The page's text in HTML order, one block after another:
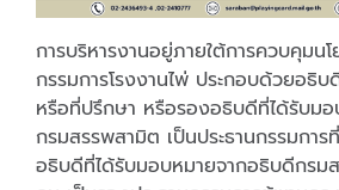
การบริหารงานอยู่ภายใต้การควบคุมน
กรรมการโรงงานไพ่ ประกอบด้วยอธิ
หรือที่ปรึกษา หรือรองอธิบดีที่ได้รับม
กรมสรรพสามิต เป็นประธานกรรมกา
อธิบดีที่ได้รับมอบหมายจากอธิบดีกรม